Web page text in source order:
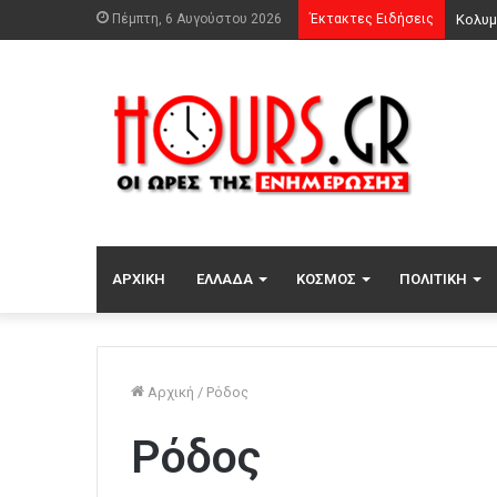
Πέμπτη, 6 Αυγούστου 2026 Έκτακτες Ειδήσεις
ΑΡΧΙΚΉ ΕΛΛΆΔΑ ΚΌΣΜΟΣ ΠΟΛΙΤΙΚΉ
Αρχική / Ρόδος
Ρόδος